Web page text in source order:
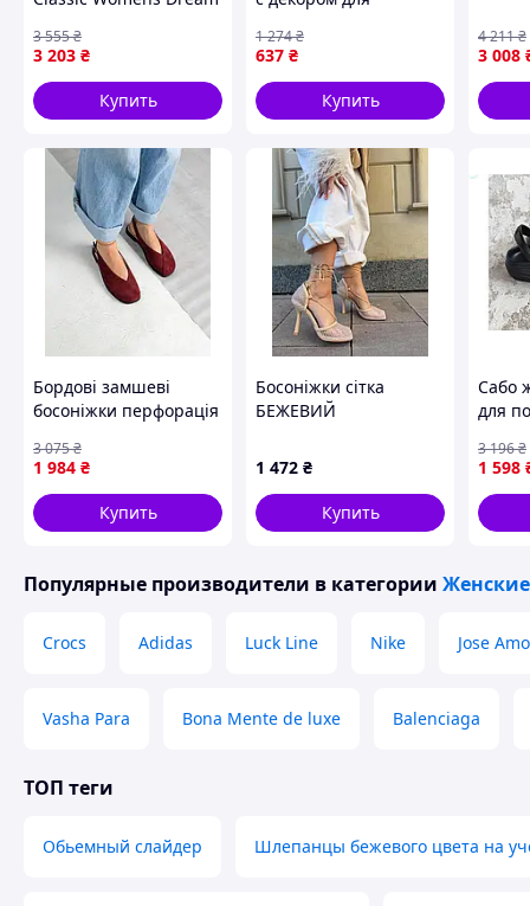
Толщина подошвы спереди: 2 см
Производитель: Украина
Стильные женские босоножки из натуральной кожи.
украинского производителя.
Похожие товары по характеристикам
3 203 ₴
3 555₴
Купить
повседневной жизни
ТМ PROGRESS
637 ₴
1 274₴
Купить
3 008
4 211₴
Бордові замшеві
босоніжки перфорація
1 984 ₴
3 075₴
Купить
Босоніжки сітка
БЕЖЕВИЙ
1 472 ₴
Купить
Сабо
для
для
пар
1 598
3 196₴
Популярные производители в категории
Crocs Adidas Luck Line Nike Jose
Vasha Para Bona Mente de luxe Balenciaga
ТОП теги
Обьемный слайдер Шлепанцы бежевого цвета на